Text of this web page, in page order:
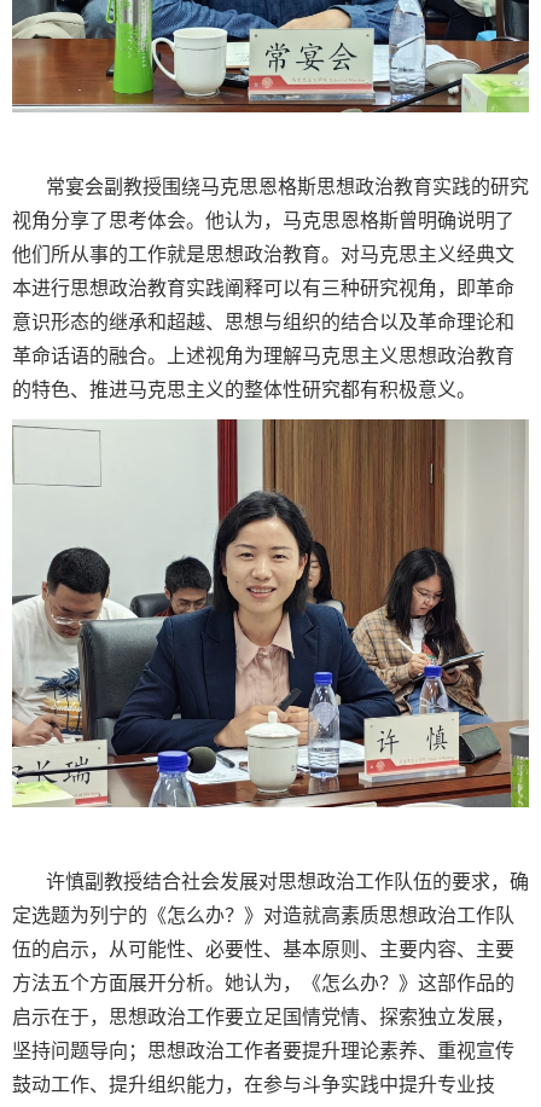
常宴会副教授围绕马克思恩格斯思想政治教育实践的研究
视角分享了思考体会。他认为，马克思恩格斯曾明确说明了
他们所从事的工作就是思想政治教育。对马克思主义经典文
本进行思想政治教育实践阐释可以有三种研究视角，即革命
意识形态的继承和超越、思想与组织的结合以及革命理论和
革命话语的融合。上述视角为理解马克思主义思想政治教育
的特色、推进马克思主义的整体性研究都有积极意义。
许慎副教授结合社会发展对思想政治工作队伍的要求，确
定选题为列宁的《怎么办？》对造就高素质思想政治工作队
伍的启示，从可能性、必要性、基本原则、主要内容、主要
方法五个方面展开分析。她认为，《怎么办？》这部作品的
启示在于，思想政治工作要立足国情党情、探索独立发展，
坚持问题导向；思想政治工作者要提升理论素养、重视宣传
鼓动工作、提升组织能力，在参与斗争实践中提升专业技